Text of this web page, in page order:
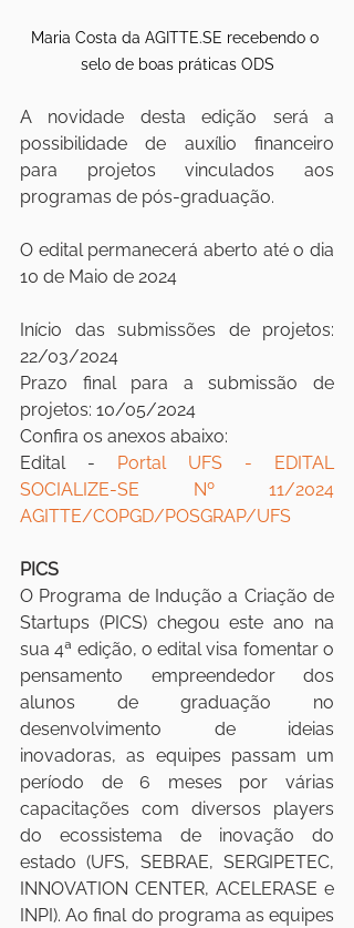
Maria Costa da AGITTE.SE recebendo o
selo de boas práticas ODS
A novidade desta edição será a
possibilidade de auxílio financeiro
para projetos vinculados aos
programas de pós-graduação.
O edital permanecerá aberto até o dia
10 de Maio de 2024
Início das submissões de projetos:
22/03/2024
Prazo final para a submissão de
projetos: 10/05/2024
Confira os anexos abaixo:
Edital -
Portal UFS - EDITAL
SOCIALIZE-SE Nº 11/2024
AGITTE/COPGD/POSGRAP/UFS
PICS
O Programa de Indução a Criação de
Startups (PICS) chegou este ano na
sua 4ª edição, o edital visa fomentar o
pensamento empreendedor dos
alunos de graduação no
desenvolvimento de ideias
inovadoras, as equipes passam um
período de 6 meses por várias
capacitações com diversos players
do ecossistema de inovação do
estado (UFS, SEBRAE, SERGIPETEC,
INNOVATION CENTER, ACELERASE e
INPI). Ao final do programa as equipes